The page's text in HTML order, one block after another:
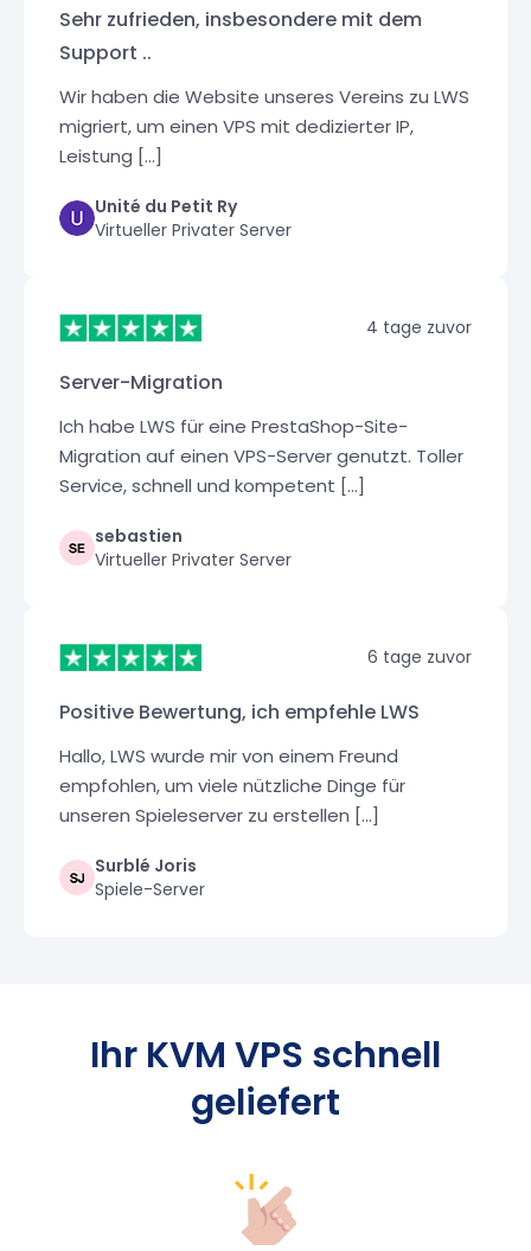
Sehr zufrieden, insbesondere mit dem
Support ..
Wir haben die Website unseres Vereins zu LWS
migriert, um einen VPS mit dedizierter IP,
Leistung [...]
Unité du Petit Ry
Virtueller Privater Server
4 tage zuvor
Server-Migration
Ich habe LWS für eine PrestaShop-Site-
Migration auf einen VPS-Server genutzt. Toller
Service, schnell und kompetent [...]
sebastien
Virtueller Privater Server
6 tage zuvor
Positive Bewertung, ich empfehle LWS
Hallo, LWS wurde mir von einem Freund
empfohlen, um viele nützliche Dinge für
unseren Spieleserver zu erstellen [...]
Surblé Joris
Spiele-Server
Ihr KVM VPS schnell
geliefert